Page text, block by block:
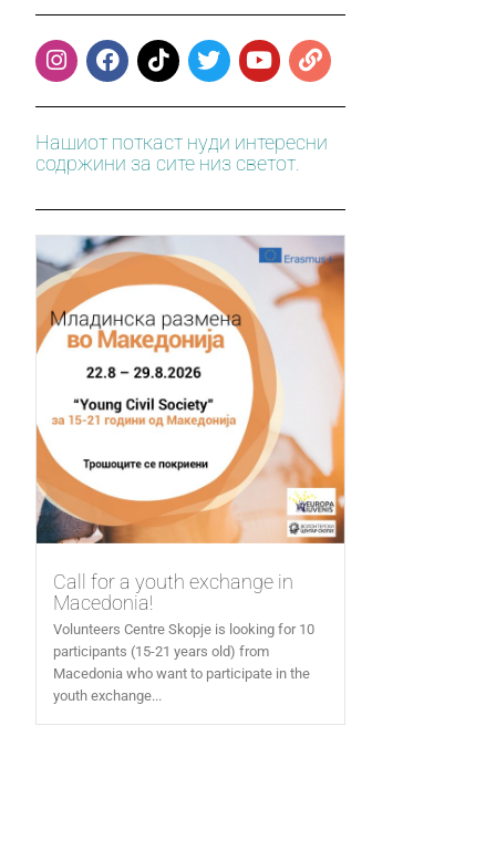
Нашиот поткаст нуди интересни
содржини за сите низ светот.
Call for a youth exchange in
Macedonia!
Volunteers Centre Skopje is looking for 10
participants (15-21 years old) from
Macedonia who want to participate in the
youth exchange...